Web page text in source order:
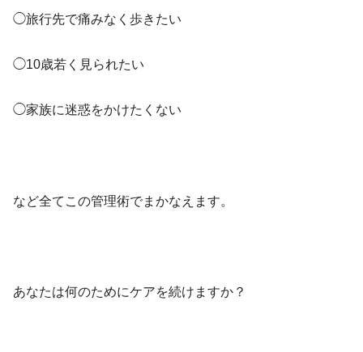
◯旅行先で痛みなく歩きたい
◯10歳若く見られたい
◯家族に迷惑をかけたくない
など全てこの管理術でまかなえます。
あなたは何のためにケアを続けますか？